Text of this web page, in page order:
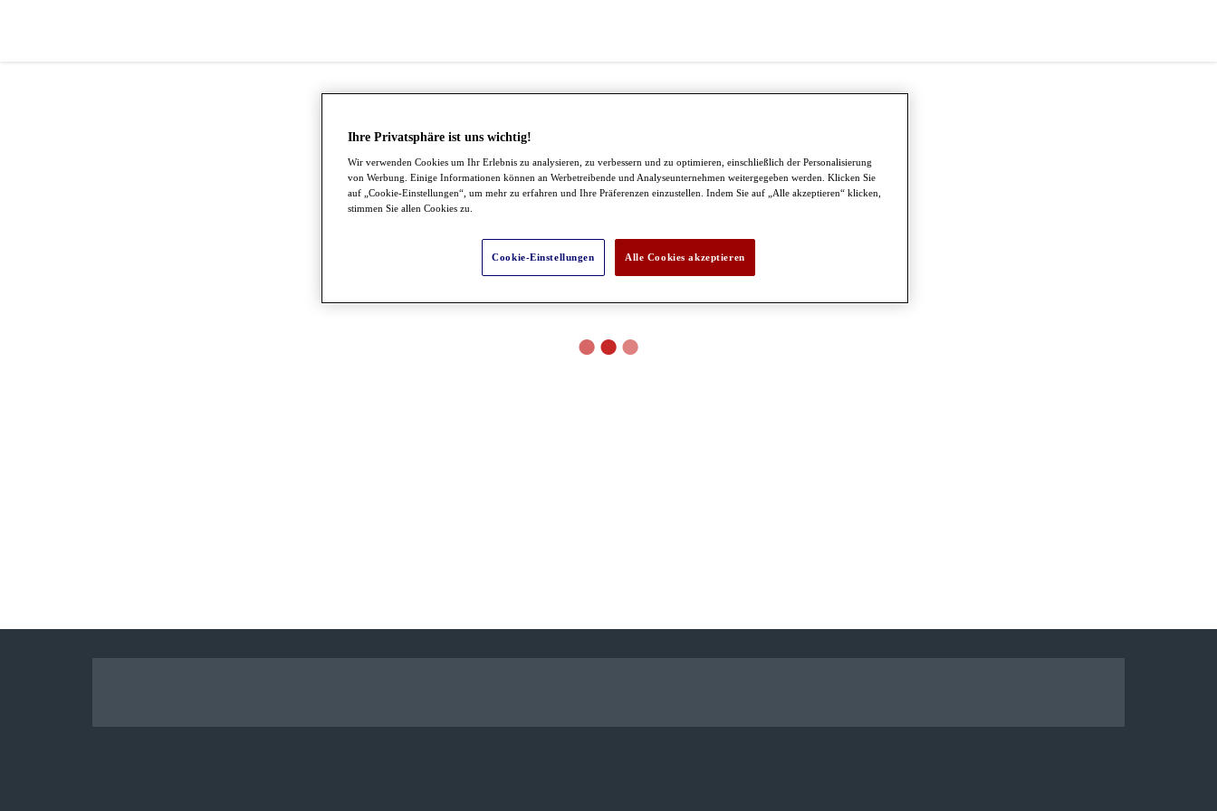
●●●
Ihre Privatsphäre ist uns wichtig!
Wir verwenden Cookies um Ihr Erlebnis zu analysieren, zu verbessern und zu optimieren, einschließlich der Personalisierung
von Werbung. Einige Informationen können an Werbetreibende und Analyseunternehmen weitergegeben werden. Klicken Sie
auf „Cookie-Einstellungen“, um mehr zu erfahren und Ihre Präferenzen einzustellen. Indem Sie auf „Alle akzeptieren“ klicken,
stimmen Sie allen Cookies zu.
Cookie-Einstellungen Alle Cookies akzeptieren